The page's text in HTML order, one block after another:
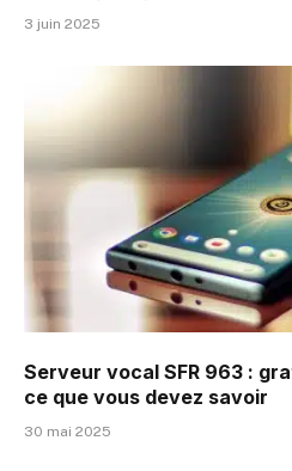
3 juin 2025
Serveur vocal SFR 963 :
ce que vous devez savoir
30 mai 2025